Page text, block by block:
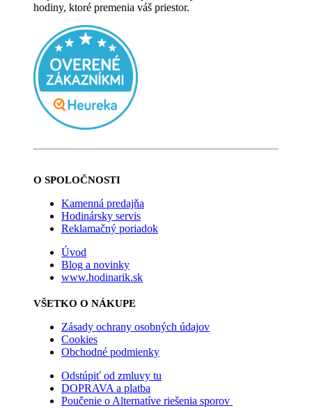
hodiny, ktoré premenia váš priestor.
O SPOLOČNOSTI
Kamenná predajňa
Hodinársky servis
Reklamačný poriadok
Úvod
Blog a novinky
www.hodinarik.sk
VŠETKO O NÁKUPE
Zásady ochrany osobných údajov
Cookies
Obchodné podmienky
Odstúpiť od zmluvy tu
DOPRAVA a platba
Poučenie o Alternatíve riešenia sporov